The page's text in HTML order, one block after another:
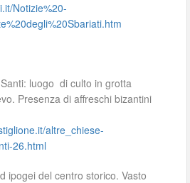
Notizie%20-
luogo di culto in grotta
Presenza di affreschi bizantini
altre_chiese-
26.html
ipogei del centro storico. Vasto